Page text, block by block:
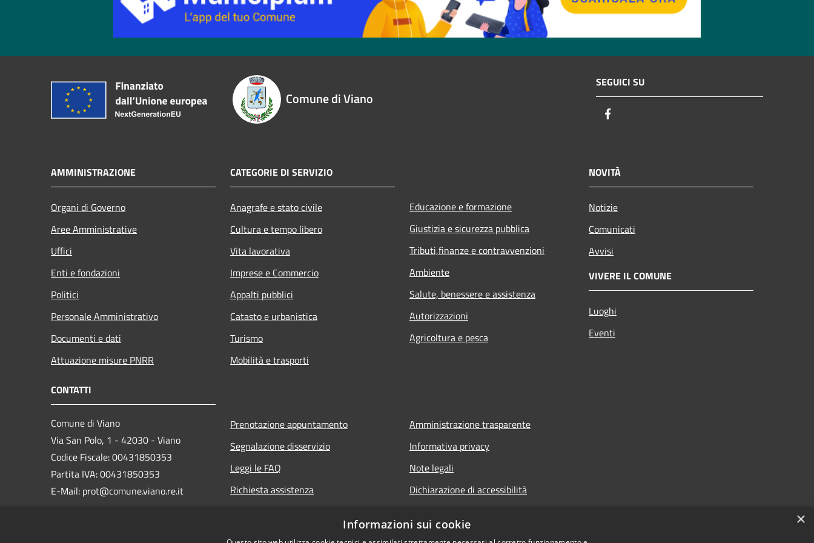
Comune di Viano
SEGUICI SU
AMMINISTRAZIONE
Organi di Governo
Aree Amministrative
Uffici
Enti e fondazioni
Politici
Personale Amministrativo
Documenti e dati
Attuazione misure PNRR
CATEGORIE DI SERVIZIO
Anagrafe e stato civile
Cultura e tempo libero
Vita lavorativa
Imprese e Commercio
Appalti pubblici
Catasto e urbanistica
Turismo
Mobilità e trasporti
Educazione e formazione
Giustizia e sicurezza pubblica
Tributi,finanze e contravvenzioni
Ambiente
Salute, benessere e assistenza
Autorizzazioni
Agricoltura e pesca
NOVITÀ
Notizie
Comunicati
Avvisi
VIVERE IL COMUNE
Luoghi
Eventi
CONTATTI
Comune di Viano
Via San Polo, 1 - 42030 - Viano
Codice Fiscale: 00431850353
Partita IVA: 00431850353
E-Mail: prot@comune.viano.re.it
Prenotazione appuntamento
Segnalazione disservizio
Leggi le FAQ
Richiesta assistenza
Amministrazione trasparente
Informativa privacy
Note legali
Dichiarazione di accessibilità
×
Informazioni sui cookie